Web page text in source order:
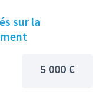
sur la
5 000 €